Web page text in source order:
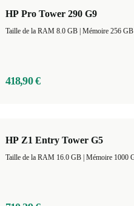
HP Pro Tower 290 G9
Mémoire 256 GB
418,90 €
HP Z1 Entry Tower G5
Mémoire 1000